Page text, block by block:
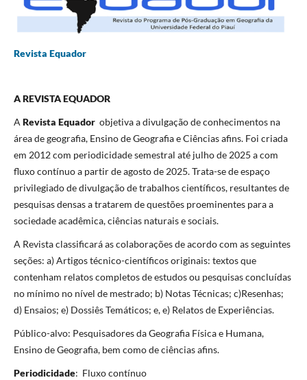
Revista Equador
A REVISTA EQUADOR
A Revista Equadorobjetiva a divulgação de conhecimentos na
área de geografia, Ensino de Geografia e Ciências afins. Foi criada
em 2012 com periodicidade semestral até julho de 2025 a com
fluxo contínuo a partir de agosto de 2025. Trata-se de espaço
privilegiado de divulgação de trabalhos científicos, resultantes de
pesquisas densas a tratarem de questões proeminentes para a
sociedade acadêmica, ciências naturais e sociais.
A Revista classificará as colaborações de acordo com as seguintes
seções: a) Artigos técnico-científicos originais: textos que
contenham relatos completos de estudos ou pesquisas concluídas
no mínimo no nível de mestrado; b) Notas Técnicas; c)Resenhas;
d) Ensaios; e) Dossiês Temáticos; e, e) Relatos de Experiências.
Público-alvo: Pesquisadores da Geografia Física e Humana,
Ensino de Geografia, bem como de ciências afins.
Periodicidade: Fluxo contínuo